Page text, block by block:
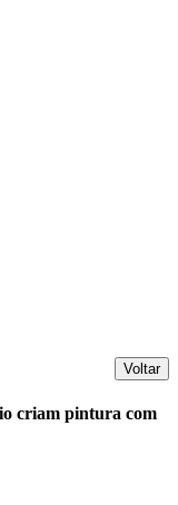
criam pintura com